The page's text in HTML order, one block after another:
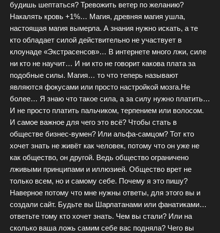
будишь шептаться? Тревожить ветер по желанию?
Накалять кровь +1%… Магия, древняя магия ушла,
настоящая магия вымерла. А знания нужно искать, а те
кто обладает силой действительно не участвует в
клоунаде «Экстрасенсов»… В интернете много лжи, силе
ни кто не научит… И ни кто не говорит какова плата за
подобные силы. Магия… то что теперь называют
являются фокусами или просто настройкой мозга.Не
более… Я знаю что такое сила, а за силу нужно платить…
И не просто платить пальчиком, терпением или волосом.
И самое важное для чего это всё? Чтобы стать в
обществе бизнес-вумен? Или альфа-самцом? Тот кто
хочет знать не живёт как человек, потому что он уже не
как общество, он другой. Ведь общество ограничено
лживыми принципами и иллюзией. Общество врет не
только всем, но и самому себе. Почему я это пишу?
Наверное потому что мне нужны ответы, для этого вы и
создали сайт. Будьте вы Шарлатанами или фанатиками…
ответьте тому кто хочет знать. Чем вы стали? Или на
сколько ваша ложь самим себе вас подняла? Чего вы